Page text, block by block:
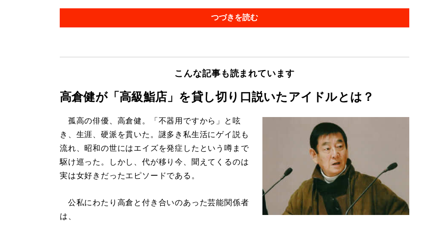
つづきを読む
こんな記事も読まれています
高倉健が「高級鮨店」を貸し切り口説いたアイドルとは？
孤高の俳優、高倉健。「不器用ですから」と呟
き、生涯、硬派を貫いた。謎多き私生活にゲイ説も
流れ、昭和の世にはエイズを発症したという噂まで
駆け巡った。しかし、代が移り今、聞えてくるのは
実は女好きだったエピソードである。
公私にわたり高倉と付き合いのあった芸能関係者
は、